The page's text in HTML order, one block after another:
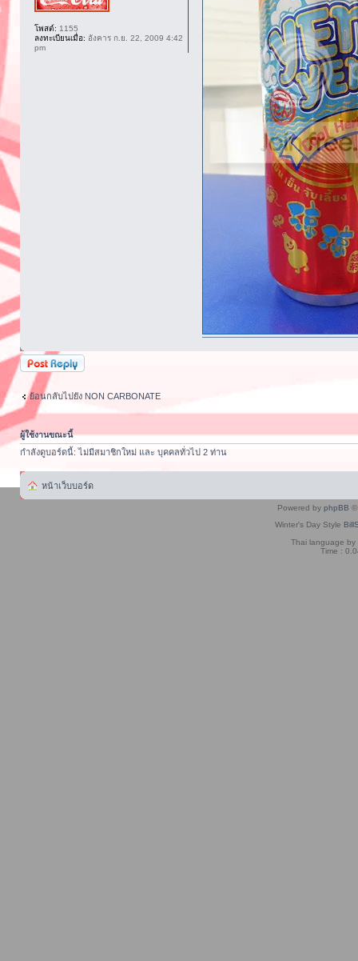
โพสต์: 1155
ลงทะเบียนเมื่อ: อังคาร ก.ย. 22, 2009 4:42
pm
ตอบกระทู้
ย้อนกลับไปยัง NON CARBONATE
ผู้ใช้งานขณะนี้
กำลังดูบอร์ดนี้: ไม่มีสมาชิกใหม่ และ บุคคลทั่วไป 2 ท่าน
หน้าเว็บบอร์ด
Powered by phpBB ©
Winter's Day Style
Thai language by
Time :